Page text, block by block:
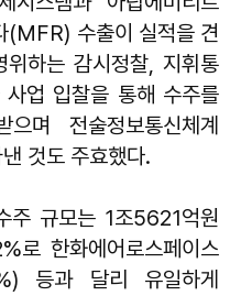
수출이 실적을 견
하는 감시정찰, 지휘통
업 입찰을 통해 수주를
며 전술정보통신체계
것도 주효했다.
주 규모는 1조5621억원
로 한화에어로스페이스
등과 달리 유일하게